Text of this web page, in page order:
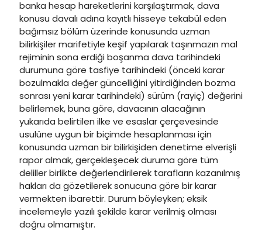
banka hesap hareketlerini karşılaştırmak, dava
konusu davalı adına kayıtlı hisseye tekabül eden
bağımsız bölüm üzerinde konusunda uzman
bilirkişiler marifetiyle keşif yapılarak taşınmazın mal
rejiminin sona erdiği boşanma dava tarihindeki
durumuna göre tasfiye tarihindeki (önceki karar
bozulmakla değer güncelliğini yitirdiğinden bozma
sonrası yeni karar tarihindeki) sürüm (rayiç) değerini
belirlemek, buna göre, davacının alacağının
yukarıda belirtilen ilke ve esaslar çerçevesinde
usulüne uygun bir biçimde hesaplanması için
konusunda uzman bir bilirkişiden denetime elverişli
rapor almak, gerçekleşecek duruma göre tüm
deliller birlikte değerlendirilerek tarafların kazanılmış
hakları da gözetilerek sonucuna göre bir karar
vermekten ibarettir. Durum böyleyken; eksik
incelemeyle yazılı şekilde karar verilmiş olması
doğru olmamıştır.